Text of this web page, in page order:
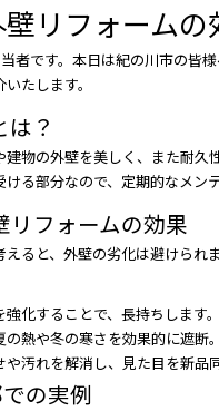
リフォーム
者です。本日は紀の川市の皆
たします。
？
物の外壁を美しく、また耐
る部分なので、定期的なメン
リフォームの効果
ると、外壁の劣化は避けら
強化することで、長持ちします。
の熱や冬の寒さを効果的に遮断。
や汚れを解消し、見た目を新品
の実例